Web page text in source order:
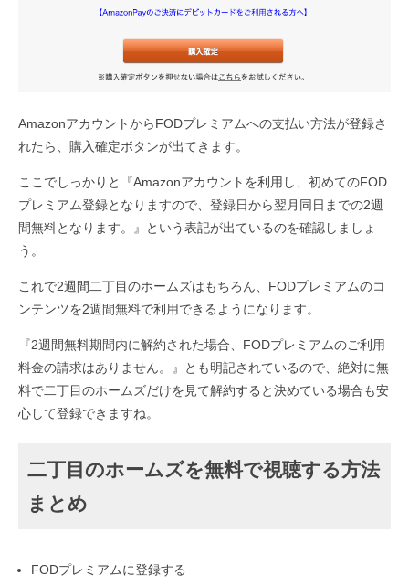
AmazonアカウントからFODプレミアムへの支払い方法が登録さ
れたら、購入確定ボタンが出てきます。
ここでしっかりと『Amazonアカウントを利用し、初めてのFOD
プレミアム登録となりますので、登録日から翌月同日までの2週
間無料となります。』という表記が出ているのを確認しましょ
う。
これで2週間二丁目のホームズはもちろん、FODプレミアムのコ
ンテンツを2週間無料で利用できるようになります。
『2週間無料期間内に解約された場合、FODプレミアムのご利用
料金の請求はありません。』とも明記されているので、絶対に無
料で二丁目のホームズだけを見て解約すると決めている場合も安
心して登録できますね。
二丁目のホームズを無料で視聴する方法
まとめ
FODプレミアムに登録する